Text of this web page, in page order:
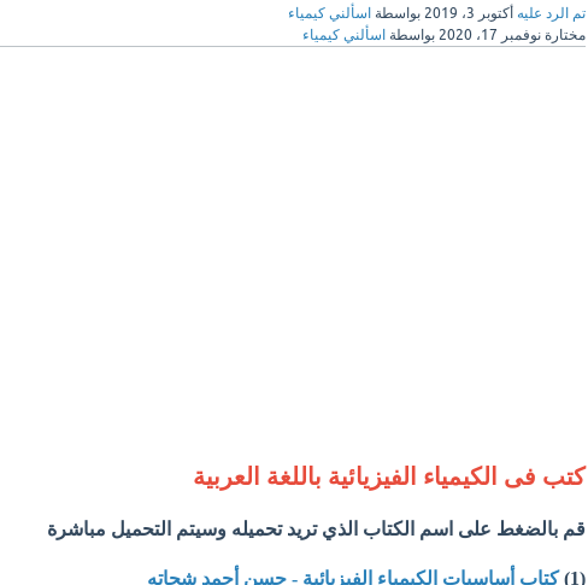
تم الرد عليه أكتوبر 3، 2019 بواسطة اسألني كيمياء
مختارة نوفمبر 17، 2020 بواسطة اسألني كيمياء
كتب فى الكيمياء الفيزيائية باللغة العربية
قم بالضغط على اسم الكتاب الذي تريد تحميله وسيتم التحميل مباشرة
(1) كتاب أساسيات الكيمياء الفيزيائية - حسن أحمد شحاته